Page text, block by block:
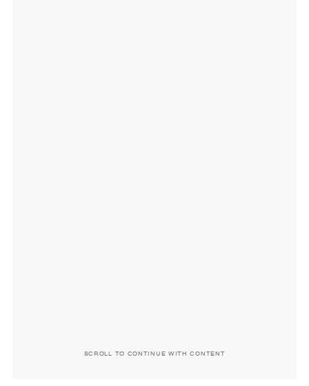
SCROLL TO CONTINUE WITH CONTENT